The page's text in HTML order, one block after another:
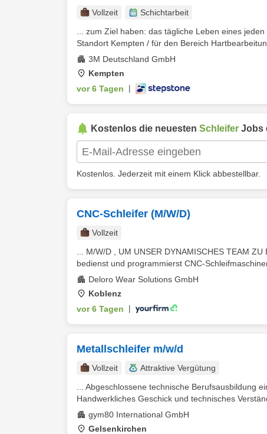
Vollzeit
Schichtarbeit
... zum Ziel haben: das tägliche Leben eines
Standort Kempten / für den Bereich
3M Deutschland GmbH
Kempten
vor 6 Tagen
Kostenlos die neuesten Schleifer Jobs
Kostenlos. Jederzeit mit einem Klick abbestellbar.
CNC-Schleifer (M/W/D)
Vollzeit
... M/W/D , UM UNSER DYNAMISCHES TEAM
bedienst und programmierst CNC-
Deloro Wear Solutions GmbH
Koblenz
vor 6 Tagen
Metallschleifer m/w/d
Vollzeit
Attraktive Vergütung
... Abgeschlossene technische Berufsausbildung
Handwerkliches Geschick und technisches
gym80 International GmbH
Gelsenkirchen